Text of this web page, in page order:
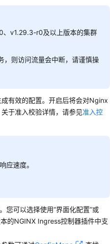
v1.29.3-r0及以上版本的集群
，则访问流量会中断，请谨慎操
有效的配置。开启后将会对Nginx
于准入校验详情，请参见准入控
应速度。
您可以选择使用“界面化配置”或
的NGINX Ingress控制器插件中支